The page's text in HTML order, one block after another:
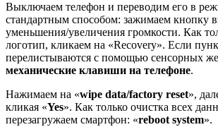
Выключаем телефон и переводим его в
стандартным способом: зажимаем кнопку
уменьшения/увеличения громкости. Как
логотип, кликаем на «Recovery». Если
перелистываются с помощью сенсорных
механические клавиши на телефоне.
Нажимаем на «wipe data/factory reset»,
кликая «Yes». Как только очистка всех
перезагружаем смартфон: «reboot system».